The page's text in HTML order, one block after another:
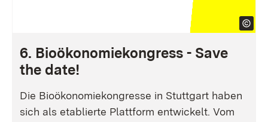
6. Bioökonomiekongress - Save
the date!
Die Bioökonomiekongresse in Stuttgart haben
sich als etablierte Plattform entwickelt. Vom